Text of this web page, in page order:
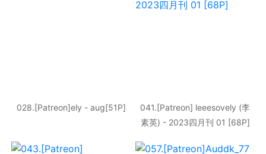
028.[Patreon]ely - aug[51P]
041.[Patreon] leeesovely (李
素英) - 2023四月刊 01 [68P]